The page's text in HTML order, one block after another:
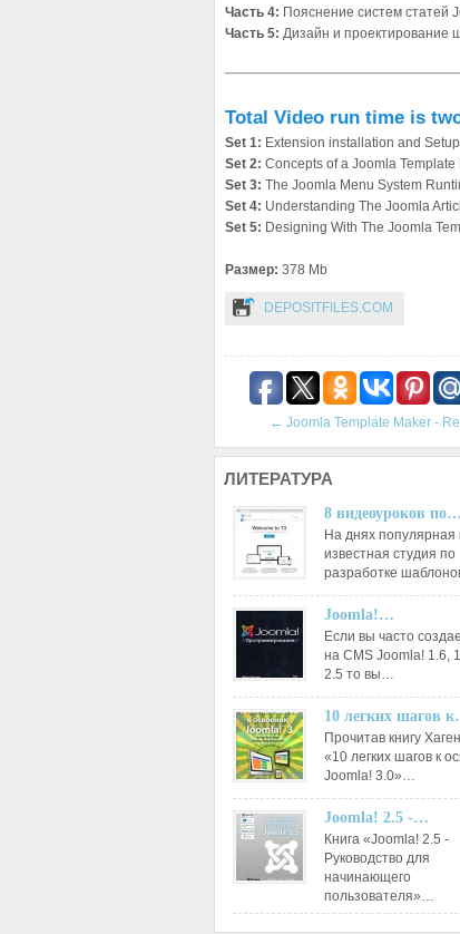
Часть 4: Пояснение систем статей
Часть 5: Дизайн и проектирование
Total Video run time is
Set 1: Extension installation and
Set 2: Concepts of a Joomla
Set 3: The Joomla Menu System
Set 4: Understanding The Joomla
Set 5: Designing With The Joomla
Размер: 378 Mb
DEPOSITFILES.COM
← Joomla Template Maker -
ЛИТЕРАТУРА
8 видеоуроков по…
На днях популярная
известная студия по
разработке
Joomla!…
Если вы часто
на CMS Joomla! 1.6,
2.5 то вы…
10 легких шагов
Прочитав книгу
«10 легких шагов к
Joomla! 3.0»…
Joomla! 2.5 -…
Книга «Joomla! 2.5 -
Руководство для
начинающего
пользователя»…